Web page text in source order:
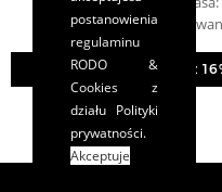
tłuszcz
postanowienia
regulaminu
RODO &
Cookies z
działu Polityki
prywatności.
Akceptuje